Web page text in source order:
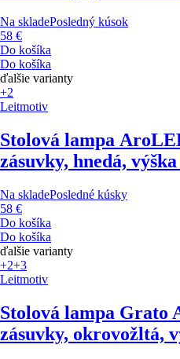
Na skladePosledný kúsok
58 €
Do košíka
Do košíka
ďalšie varianty
+2
Leitmotiv
Stolová lampa Aro
zásuvky, hnedá,
Na skladePosledné kúsky
58 €
Do košíka
Do košíka
ďalšie varianty
+2+3
Leitmotiv
Stolová lampa Grato
zásuvky, okrovožltá,